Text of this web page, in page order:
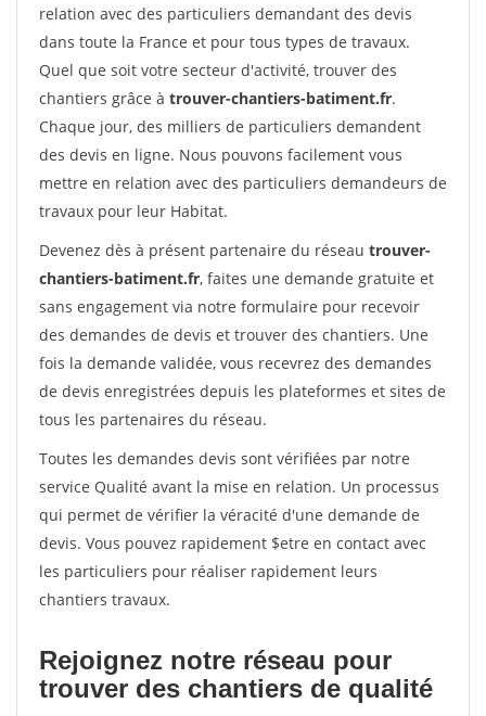
relation avec des particuliers demandant des devis
dans toute la France et pour tous types de travaux.
Quel que soit votre secteur d'activité, trouver des
chantiers grâce à trouver-chantiers-batiment.fr.
Chaque jour, des milliers de particuliers demandent
des devis en ligne. Nous pouvons facilement vous
mettre en relation avec des particuliers demandeurs de
travaux pour leur Habitat.
Devenez dès à présent partenaire du réseau trouver-
chantiers-batiment.fr, faites une demande gratuite et
sans engagement via notre formulaire pour recevoir
des demandes de devis et trouver des chantiers. Une
fois la demande validée, vous recevrez des demandes
de devis enregistrées depuis les plateformes et sites de
tous les partenaires du réseau.
Toutes les demandes devis sont vérifiées par notre
service Qualité avant la mise en relation. Un processus
qui permet de vérifier la véracité d'une demande de
devis. Vous pouvez rapidement $etre en contact avec
les particuliers pour réaliser rapidement leurs
chantiers travaux.
Rejoignez notre réseau pour
trouver des chantiers de qualité